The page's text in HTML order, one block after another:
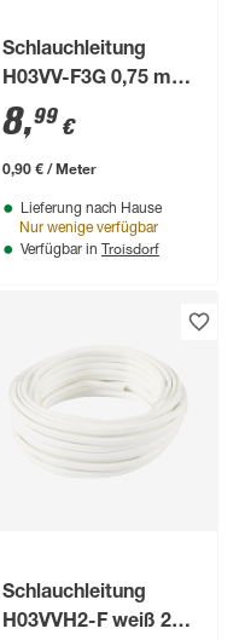
Schlauchleitung
H03VV-F3G 0,75 mm
10 m
8,99 €
0,90 € / Meter
Lieferung nach Hause
Nur wenige verfügbar
Verfügbar in Troisdorf
Schlauchleitung
H03VVH2-F weiß 2x